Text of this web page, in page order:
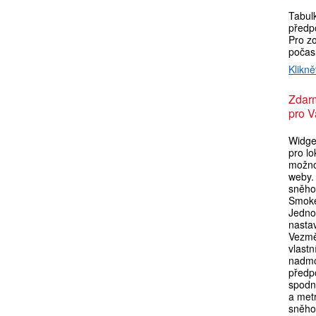
Pro
pro
pro
a